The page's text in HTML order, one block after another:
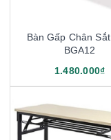
Bàn Gấp Chân
BGA12
1.480.000₫